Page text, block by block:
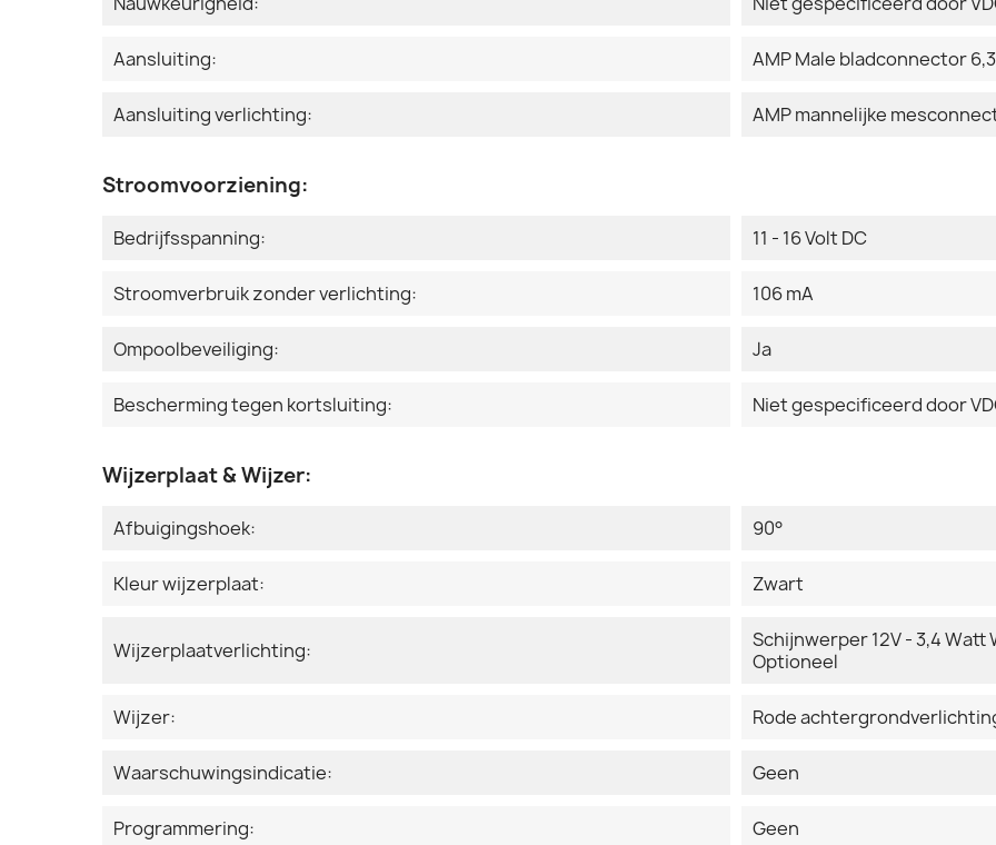
Aansluiting: AMP Male bladconnector
Aansluiting verlichting: AMP mannelijke
Stroomvoorziening:
Bedrijfsspanning: 11 - 16 Volt DC
Stroomverbruik zonder verlichting: 106 mA
Ompoolbeveiliging: Ja
Bescherming tegen kortsluiting: Niet gespecificeerd door
Wijzerplaat & Wijzer:
Afbuigingshoek: 90°
Kleur wijzerplaat: Zwart
Wijzerplaatverlichting:
Schijnwerper 12V - 3,4 Watt
Optioneel
Wijzer: Rode
Waarschuwingsindicatie: Geen
Programmering: Geen